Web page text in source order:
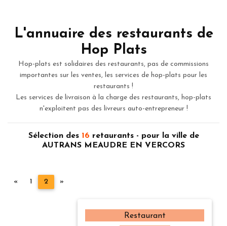
L'annuaire des restaurants de
Hop Plats
Hop-plats est solidaires des restaurants, pas de commissions
importantes sur les ventes, les services de hop-plats pour les
restaurants !
Les services de livraison à la charge des restaurants, hop-plats
n'exploitent pas des livreurs auto-entrepreneur !
Sélection des 16 retaurants - pour la ville de
AUTRANS MEAUDRE EN VERCORS
« Précédent
1 2 »
Restaurant